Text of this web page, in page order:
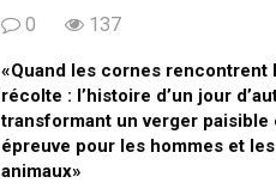
0 137
«Quand les cornes rencontrent
récolte : l’histoire d’un jour
transformant un verger paisible
épreuve pour les hommes et les
animaux»